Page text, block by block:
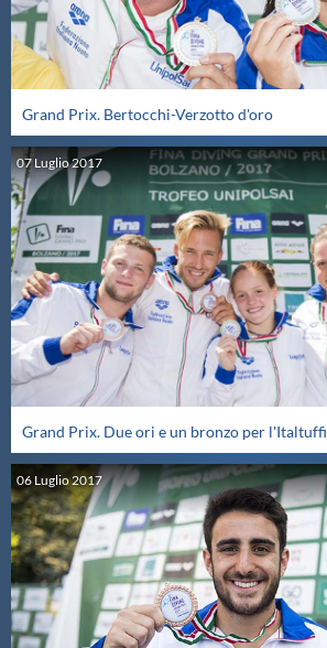
Grand Prix. Bertocchi-Verzotto d'oro
07Luglio2017
Grand Prix. Due ori e un bronzo per l'Italtuffi
06 Luglio2017